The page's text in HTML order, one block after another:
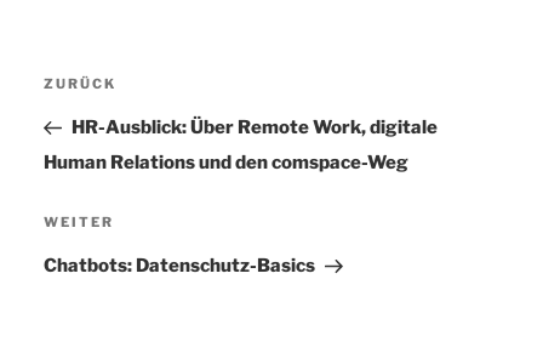
Vorheriger
Beitrag
ZURÜCK
HR-Ausblick: Über Remote Work, digitale
Human Relations und den comspace-Weg
Nächster
Beitrag
WEITER
Chatbots: Datenschutz-Basics